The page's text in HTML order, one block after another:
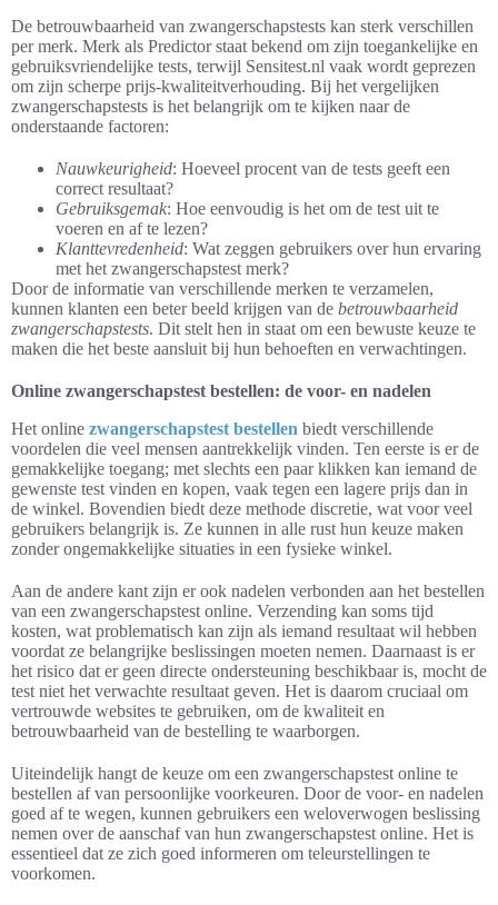
De betrouwbaarheid van zwangerschapstests kan sterk verschillen
per merk. Merk als Predictor staat bekend om zijn toegankelijke en
gebruiksvriendelijke tests, terwijl Sensitest.nl vaak wordt geprezen
om zijn scherpe prijs-kwaliteitverhouding. Bij het vergelijken
zwangerschapstests is het belangrijk om te kijken naar de
onderstaande factoren:
Nauwkeurigheid: Hoeveel procent van de tests geeft een
correct resultaat?
Gebruiksgemak: Hoe eenvoudig is het om de test uit te
voeren en af te lezen?
Klanttevredenheid: Wat zeggen gebruikers over hun ervaring
met het zwangerschapstest merk?
Door de informatie van verschillende merken te verzamelen,
kunnen klanten een beter beeld krijgen van de betrouwbaarheid
zwangerschapstests. Dit stelt hen in staat om een bewuste keuze te
maken die het beste aansluit bij hun behoeften en verwachtingen.
Online zwangerschapstest bestellen: de voor- en nadelen
Het online zwangerschapstest bestellen biedt verschillende
voordelen die veel mensen aantrekkelijk vinden. Ten eerste is er de
gemakkelijke toegang; met slechts een paar klikken kan iemand de
gewenste test vinden en kopen, vaak tegen een lagere prijs dan in
de winkel. Bovendien biedt deze methode discretie, wat voor veel
gebruikers belangrijk is. Ze kunnen in alle rust hun keuze maken
zonder ongemakkelijke situaties in een fysieke winkel.
Aan de andere kant zijn er ook nadelen verbonden aan het bestellen
van een zwangerschapstest online. Verzending kan soms tijd
kosten, wat problematisch kan zijn als iemand resultaat wil hebben
voordat ze belangrijke beslissingen moeten nemen. Daarnaast is er
het risico dat er geen directe ondersteuning beschikbaar is, mocht de
test niet het verwachte resultaat geven. Het is daarom cruciaal om
vertrouwde websites te gebruiken, om de kwaliteit en
betrouwbaarheid van de bestelling te waarborgen.
Uiteindelijk hangt de keuze om een zwangerschapstest online te
bestellen af van persoonlijke voorkeuren. Door de voor- en nadelen
goed af te wegen, kunnen gebruikers een weloverwogen beslissing
nemen over de aanschaf van hun zwangerschapstest online. Het is
essentieel dat ze zich goed informeren om teleurstellingen te
voorkomen.